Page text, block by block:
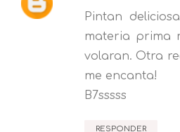
Pintan
materia prima
volaran. Otra
me encanta!
B7sssss
RESPONDER